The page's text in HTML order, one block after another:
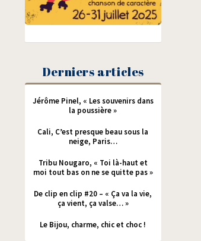
Derniers articles
Jérôme Pinel, « Les souvenirs dans
la poussière »
Cali, C’est presque beau sous la
neige, Paris…
Tribu Nougaro, « Toi là-haut et
moi tout bas on ne se quitte pas »
De clip en clip #20 – « Ça va la vie,
ça vient, ça valse… »
Le Bijou, charme, chic et choc !